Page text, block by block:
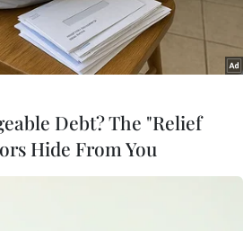
Debt? The "Relief
Hide From You